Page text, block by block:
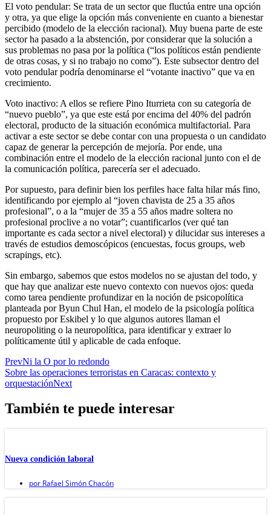
El voto pendular: Se trata de un sector que fluctúa entre una opción
y otra, ya que elige la opción más conveniente en cuanto a bienestar
percibido (modelo de la elección racional). Muy buena parte de este
sector ha pasado a la abstención, por considerar que la solución a
sus problemas no pasa por la política (“los políticos están pendiente
de otras cosas, y si no trabajo no como”). Este subsector dentro del
voto pendular podría denominarse el “votante inactivo” que va en
crecimiento.
Voto inactivo: A ellos se refiere Pino Iturrieta con su categoría de
“nuevo pueblo”, ya que este está por encima del 40% del padrón
electoral, producto de la situación económica multifactorial. Para
activar a este sector se debe contar con una propuesta o un candidato
capaz de generar la percepción de mejoría. Por ende, una
combinación entre el modelo de la elección racional junto con el de
la comunicación política, parecería ser el adecuado.
Por supuesto, para definir bien los perfiles hace falta hilar más fino,
identificando por ejemplo al “joven chavista de 25 a 35 años
profesional”, o a la “mujer de 35 a 55 años madre soltera no
profesional proclive a no votar”; cuantificarlos (ver qué tan
importante es cada sector a nivel electoral) y dilucidar sus intereses a
través de estudios demoscópicos (encuestas, focus groups, web
scrapings, etc).
Sin embargo, sabemos que estos modelos no se ajustan del todo, y
que hay que analizar este nuevo contexto con nuevos ojos: queda
como tarea pendiente profundizar en la noción de psicopolítica
planteada por Byun Chul Han, el modelo de la psicología política
propuesto por Eskibel y lo que algunos autores llaman el
neuropoliting o la neuropolítica, para identificar y extraer lo
políticamente útil y aplicable de cada enfoque.
PrevNi la O por lo redondo
Sobre las operaciones terroristas en Caracas: contexto y
orquestaciónNext
También te puede interesar
Nueva condición laboral
por Rafael Simón Chacón